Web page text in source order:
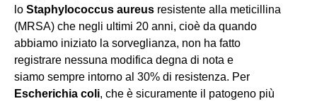
lo Staphylococcus aureus resistente alla meticillina
(MRSA) che negli ultimi 20 anni, cioè da quando
abbiamo iniziato la sorveglianza, non ha fatto
registrare nessuna modifica degna di nota e
siamo sempre intorno al 30% di resistenza. Per
Escherichia coli, che è sicuramente il patogeno più